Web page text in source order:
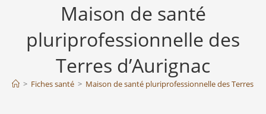
Maison de santé
pluriprofessionnelle des
Terres d’Aurignac
> Fiches santé > Maison de santé pluriprofessionnelle des Terres